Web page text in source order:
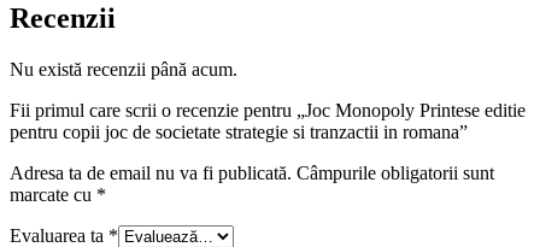
Recenzii
Nu există recenzii până acum.
Fii primul care scrii o recenzie pentru „Joc Monopoly Printese editie
pentru copii joc de societate strategie si tranzactii in romana”
Adresa ta de email nu va fi publicată. Câmpurile obligatorii sunt
marcate cu *
Evaluarea ta *